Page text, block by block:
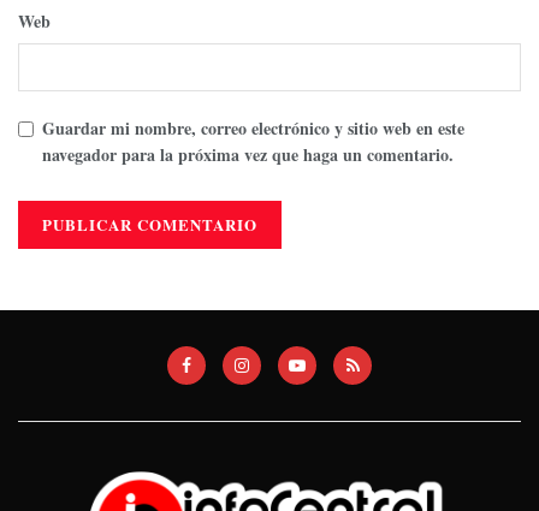
Web
Guardar mi nombre, correo electrónico y sitio web en este
navegador para la próxima vez que haga un comentario.